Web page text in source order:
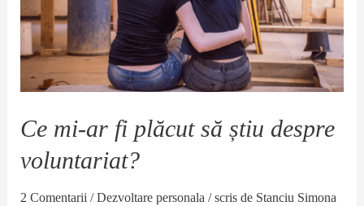
Ce mi-ar fi plăcut să știu despre
voluntariat?
2 Comentarii /Dezvoltare personala / scris de Stanciu Simona